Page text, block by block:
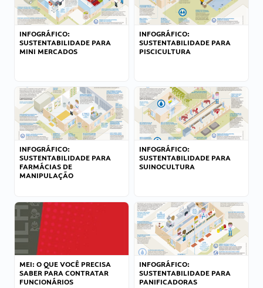
INFOGRÁFICO:
SUSTENTABILIDADE PARA
MINI MERCADOS
INFOGRÁFICO:
SUSTENTABILIDADE PARA
PISCICULTURA
INFOGRÁFICO:
SUSTENTABILIDADE PARA
FARMÁCIAS DE
MANIPULAÇÃO
INFOGRÁFICO:
SUSTENTABILIDADE PARA
SUINOCULTURA
MEI: O QUE VOCÊ PRECISA
SABER PARA CONTRATAR
FUNCIONÁRIOS
INFOGRÁFICO:
SUSTENTABILIDADE PARA
PANIFICADORAS